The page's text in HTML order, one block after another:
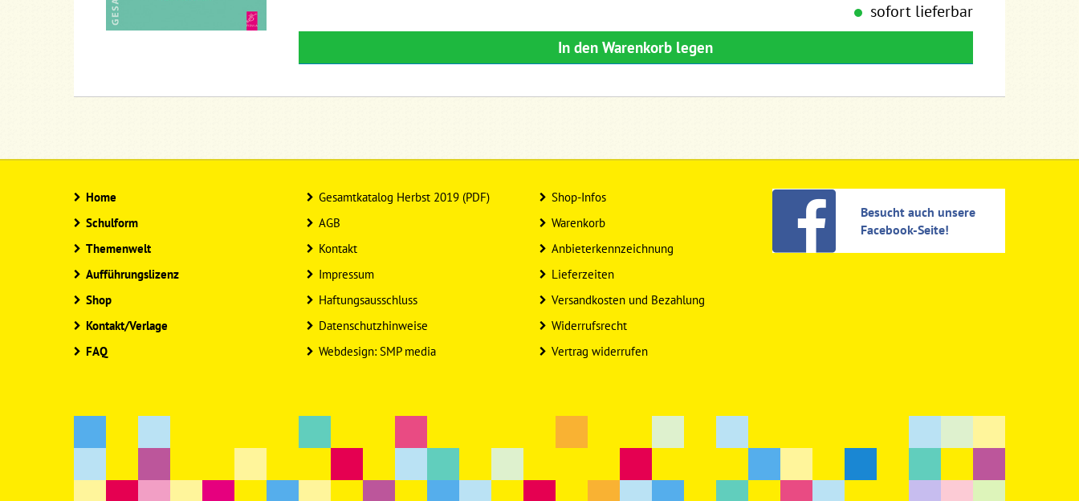
sofort lieferbar
In den Warenkorb legen
Home
Schulform
Themenwelt
Aufführungslizenz
Shop
Kontakt/Verlage
FAQ
Gesamtkatalog Herbst 2019 (PDF)
AGB
Kontakt
Impressum
Haftungsausschluss
Datenschutzhinweise
Webdesign: SMP media
Shop-Infos
Warenkorb
Anbieterkennzeichnung
Lieferzeiten
Versandkosten und Bezahlung
Widerrufsrecht
Vertrag widerrufen
Besucht auch unsere
Facebook-Seite!